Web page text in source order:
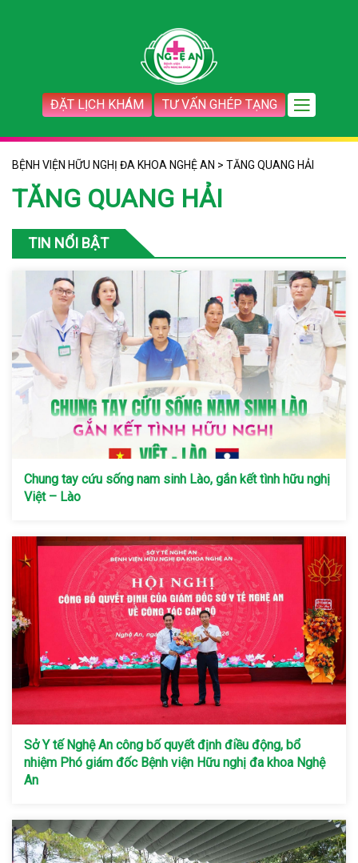
ĐẶT LỊCH KHÁM TƯ VẤN GHÉP TẠNG
BỆNH VIỆN HỮU NGHỊ ĐA KHOA NGHỆ AN > TĂNG QUANG HẢI
TĂNG QUANG HẢI
TIN NỔI BẬT
Chung tay cứu sống nam sinh Lào, gắn kết tình hữu nghị
Việt – Lào
Sở Y tế Nghệ An công bố quyết định điều động, bổ
nhiệm Phó giám đốc Bệnh viện Hữu nghị đa khoa Nghệ
An